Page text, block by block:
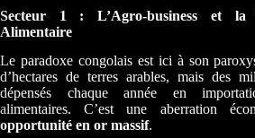
Secteur 1 : L’Agro-business et la
Alimentaire
Le paradoxe congolais est ici à son
d’hectares de terres arables, mais des
dépensés chaque année en
alimentaires. C’est une aberration
opportunité en or massif.